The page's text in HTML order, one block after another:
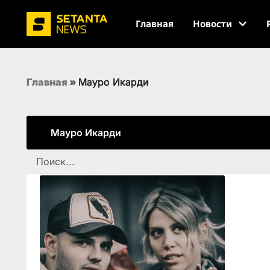
Главная Новости
Главная » Мауро Икарди
Мауро Икарди